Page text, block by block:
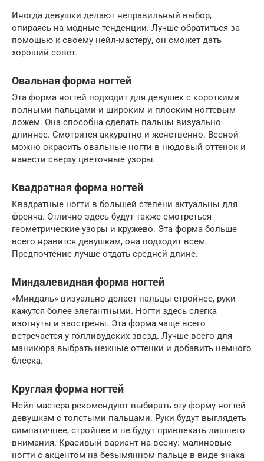
Иногда девушки делают неправильный выбор,
опираясь на модные тенденции. Лучше обратиться за
помощью к своему нейл-мастеру, он сможет дать
хороший совет.
Овальная форма ногтей
Эта форма ногтей подходит для девушек с короткими
полными пальцами и широким и плоским ногтевым
ложем. Она способна сделать пальцы визуально
длиннее. Смотрится аккуратно и женственно. Весной
можно окрасить овальные ногти в нюдовый оттенок и
нанести сверху цветочные узоры.
Квадратная форма ногтей
Квадратные ногти в большей степени актуальны для
френча. Отлично здесь будут также смотреться
геометрические узоры и кружево. Эта форма больше
всего нравится девушкам, она подходит всем.
Предпочтение лучше отдать средней длине.
Миндалевидная форма ногтей
«Миндаль» визуально делает пальцы стройнее, руки
кажутся более элегантными. Ногти здесь слегка
изогнуты и заострены. Эта форма чаще всего
встречается у голливудских звезд. Лучше всего для
маникюра выбрать нежные оттенки и добавить немного
блеска.
Круглая форма ногтей
Нейл-мастера рекомендуют выбирать эту форму ногтей
девушкам с толстыми пальцами. Руки будут выглядеть
симпатичнее, стройнее и не будут привлекать лишнего
внимания. Красивый вариант на весну: малиновые
ногти с акцентом на безымянном пальце в виде знака